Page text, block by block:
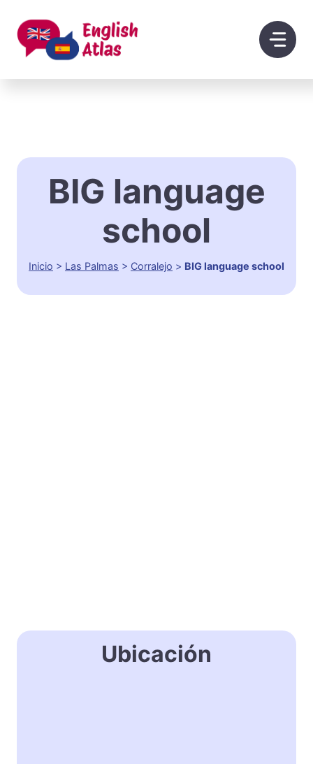
contenido
BIG language
school
Inicio > Las Palmas > Corralejo > BIG language school
Ubicación